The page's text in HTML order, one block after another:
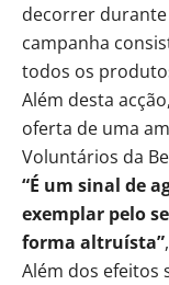
decorrer durante
campanha
todos os
Além desta
oferta de uma
Voluntários da
“É um sinal de
exemplar pelo
forma altruísta”
Além dos efeitos